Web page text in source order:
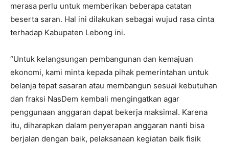
merasa perlu untuk memberikan beberapa catatan
beserta saran. Hal ini dilakukan sebagai wujud rasa cinta
terhadap Kabupaten Lebong ini.
“Untuk kelangsungan pembangunan dan kemajuan
ekonomi, kami minta kepada pihak pemerintahan untuk
belanja tepat sasaran atau membangun sesuai kebutuhan
dan fraksi NasDem kembali mengingatkan agar
penggunaan anggaran dapat bekerja maksimal. Karena
itu, diharapkan dalam penyerapan anggaran nanti bisa
berjalan dengan baik, pelaksanaan kegiatan baik fisik